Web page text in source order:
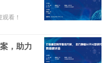
看！
，助力